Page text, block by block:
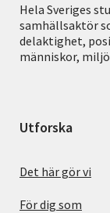
Hela Sveriges
samhällsaktör
delaktighet,
människor,
Utforska
Det här gör vi
För dig som